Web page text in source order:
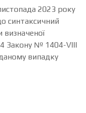
2023 року
синтаксичний
визначеної
Закону № 1404-VIII
випадку